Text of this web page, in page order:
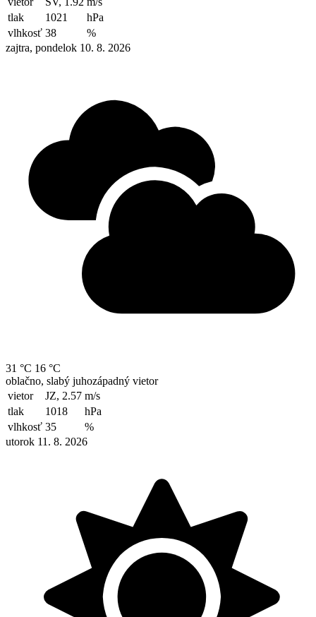
tlak
1021
hPa
vlhkosť 38
%
zajtra, pondelok 10. 8. 2026
31 °C 16 °C
oblačno, slabý juhozápadný vietor
vietor
JZ, 2.57 m/s
tlak
1018
hPa
vlhkosť 35
%
utorok 11. 8. 2026